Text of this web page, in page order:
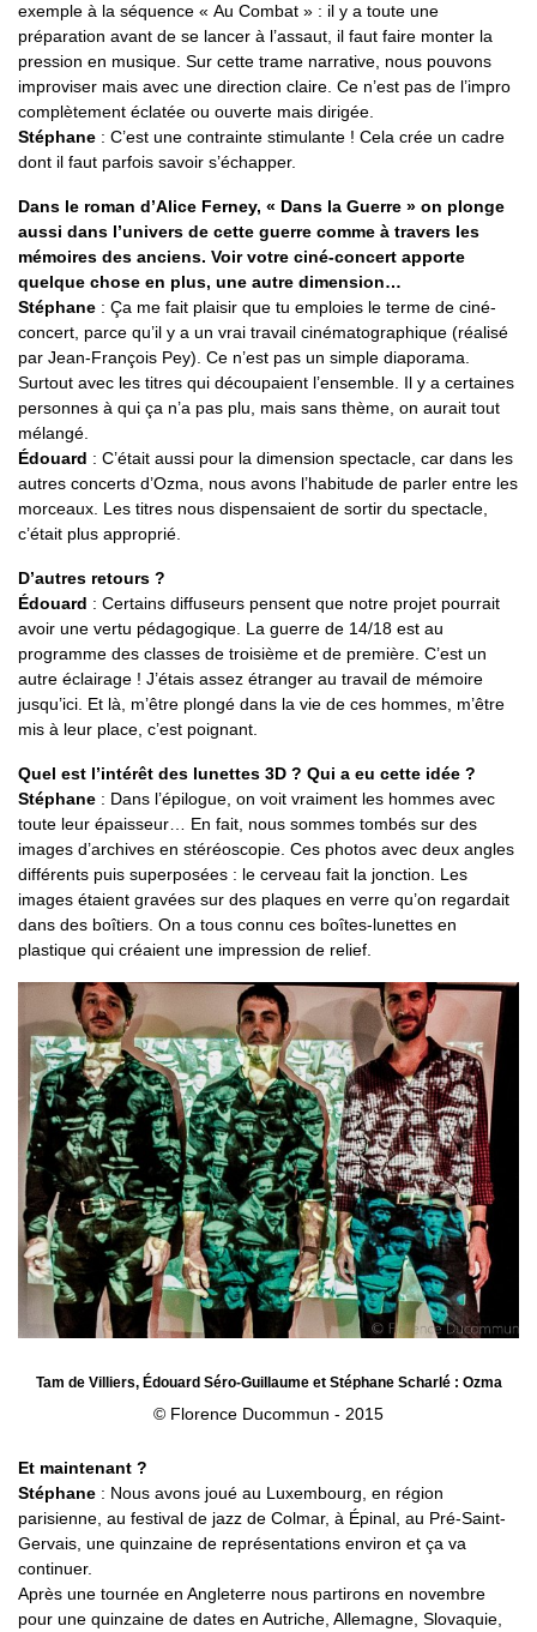
exemple à la séquence « Au Combat » : il y a toute une
préparation avant de se lancer à l’assaut, il faut faire monter la
pression en musique. Sur cette trame narrative, nous pouvons
improviser mais avec une direction claire. Ce n’est pas de l’impro
complètement éclatée ou ouverte mais dirigée.
Stéphane : C’est une contrainte stimulante ! Cela crée un cadre
dont il faut parfois savoir s’échapper.
Dans le roman d’Alice Ferney, « Dans la Guerre » on plonge
aussi dans l’univers de cette guerre comme à travers les
mémoires des anciens. Voir votre ciné-concert apporte
quelque chose en plus, une autre dimension…
Stéphane : Ça me fait plaisir que tu emploies le terme de ciné-
concert, parce qu’il y a un vrai travail cinématographique (réalisé
par Jean-François Pey). Ce n’est pas un simple diaporama.
Surtout avec les titres qui découpaient l’ensemble. Il y a certaines
personnes à qui ça n’a pas plu, mais sans thème, on aurait tout
mélangé.
Édouard : C’était aussi pour la dimension spectacle, car dans les
autres concerts d’Ozma, nous avons l’habitude de parler entre les
morceaux. Les titres nous dispensaient de sortir du spectacle,
c’était plus approprié.
D’autres retours ?
Édouard : Certains diffuseurs pensent que notre projet pourrait
avoir une vertu pédagogique. La guerre de 14/18 est au
programme des classes de troisième et de première. C’est un
autre éclairage ! J’étais assez étranger au travail de mémoire
jusqu’ici. Et là, m’être plongé dans la vie de ces hommes, m’être
mis à leur place, c’est poignant.
Quel est l’intérêt des lunettes 3D ? Qui a eu cette idée ?
Stéphane : Dans l’épilogue, on voit vraiment les hommes avec
toute leur épaisseur… En fait, nous sommes tombés sur des
images d’archives en stéréoscopie. Ces photos avec deux angles
différents puis superposées : le cerveau fait la jonction. Les
images étaient gravées sur des plaques en verre qu’on regardait
dans des boîtiers. On a tous connu ces boîtes-lunettes en
plastique qui créaient une impression de relief.
Tam de Villiers, Édouard Séro-Guillaume et Stéphane Scharlé : Ozma
© Florence Ducommun - 2015
Et maintenant ?
Stéphane : Nous avons joué au Luxembourg, en région
parisienne, au festival de jazz de Colmar, à Épinal, au Pré-Saint-
Gervais, une quinzaine de représentations environ et ça va
continuer.
Après une tournée en Angleterre nous partirons en novembre
pour une quinzaine de dates en Autriche, Allemagne, Slovaquie,